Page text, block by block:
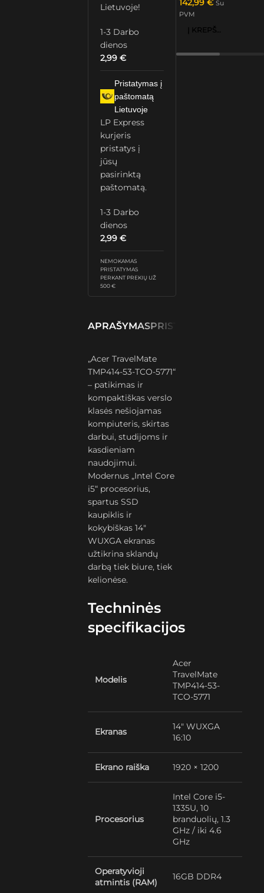
Lietuvoje!
1-3 Darbo
dienos
2,99€
Pristatymas į
paštomatą
Lietuvoje
LP Express
kurjeris
pristatys į
jūsų
pasirinktą
paštomatą.
1-3 Darbo
dienos
2,99€
NEMOKAMAS
PRISTATYMAS
PERKANT PREKIŲ UŽ
500 €
APRAŠYMASPRISTATYMAS IR
„Acer TravelMate
TMP414-53-TCO-5771“
– patikimas ir
kompaktiškas verslo
klasės nešiojamas
kompiuteris, skirtas
darbui, studijoms ir
kasdieniam
naudojimui.
Modernus „Intel Core
i5“ procesorius,
spartus SSD
kaupiklis ir
kokybiškas 14″
WUXGA ekranas
užtikrina sklandų
darbą tiek biure, tiek
kelionėse.
Techninės
specifikacijos
Modelis
Acer
TravelMate
TMP414-53-
TCO-5771
Ekranas
14″ WUXGA
16:10
Ekrano raiška 1920 × 1200
Procesorius
Intel Core i5-
1335U, 10
branduolių, 1.3
GHz / iki 4.6
GHz
Operatyvioji
atmintis (RAM)
16GB DDR4
142,99 € Su
PVM
Į KREPŠELĮ